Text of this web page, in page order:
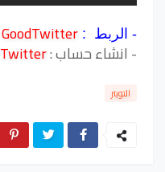
- الربط : GoodTwitter
- انشاء حساب :Twitter
التويتر